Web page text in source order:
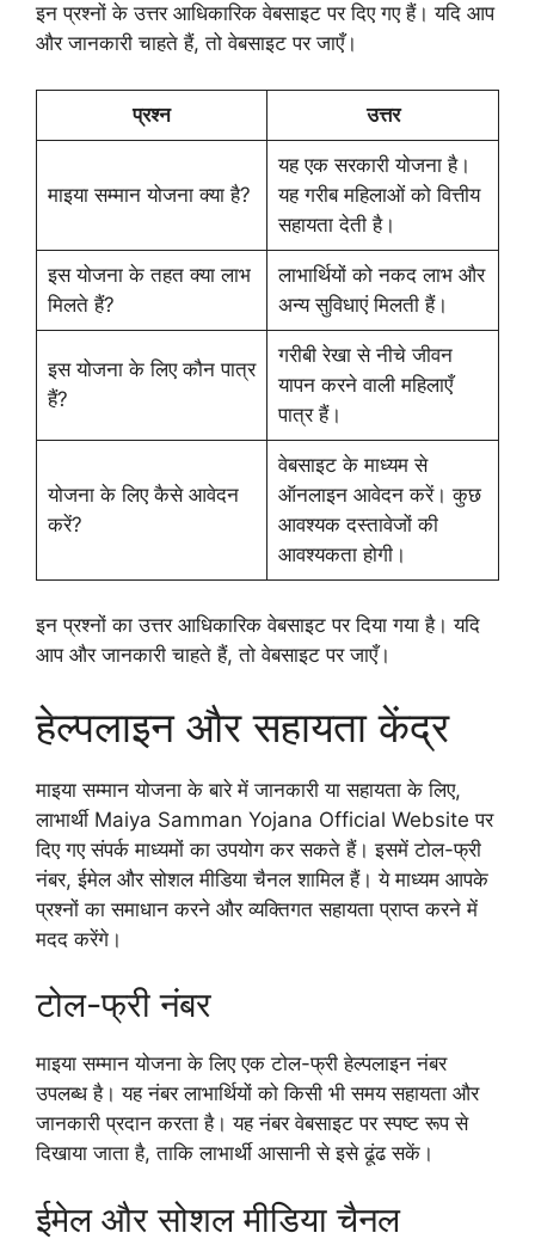
इन प्रश्नों के उत्तर आधिकारिक वेबसाइट पर दिए गए हैं। यदि आप
और जानकारी चाहते हैं, तो वेबसाइट पर जाएँ।
प्रश्न उत्तर
माइया सम्मान योजना क्या है?
यह एक सरकारी योजना है।
यह गरीब महिलाओं को वित्तीय
सहायता देती है।
इस योजना के तहत क्या लाभ
मिलते हैं?
लाभार्थियों को नकद लाभ और
अन्य सुविधाएं मिलती हैं।
इस योजना के लिए कौन पात्र
हैं?
गरीबी रेखा से नीचे जीवन
यापन करने वाली महिलाएँ
पात्र हैं।
योजना के लिए कैसे आवेदन
करें?
वेबसाइट के माध्यम से
ऑनलाइन आवेदन करें। कुछ
आवश्यक दस्तावेजों की
आवश्यकता होगी।
इन प्रश्नों का उत्तर आधिकारिक वेबसाइट पर दिया गया है। यदि
आप और जानकारी चाहते हैं, तो वेबसाइट पर जाएँ।
हेल्पलाइन और सहायता केंद्र
माइया सम्मान योजना के बारे में जानकारी या सहायता के लिए,
लाभार्थी Maiya Samman Yojana Official Website पर
दिए गए संपर्क माध्यमों का उपयोग कर सकते हैं। इसमें टोल-फ्री
नंबर, ईमेल और सोशल मीडिया चैनल शामिल हैं। ये माध्यम आपके
प्रश्नों का समाधान करने और व्यक्तिगत सहायता प्राप्त करने में
मदद करेंगे।
टोल-फ्री नंबर
माइया सम्मान योजना के लिए एक टोल-फ्री हेल्पलाइन नंबर
उपलब्ध है। यह नंबर लाभार्थियों को किसी भी समय सहायता और
जानकारी प्रदान करता है। यह नंबर वेबसाइट पर स्पष्ट रूप से
दिखाया जाता है, ताकि लाभार्थी आसानी से इसे ढूंढ सकें।
ईमेल और सोशल मीडिया चैनल